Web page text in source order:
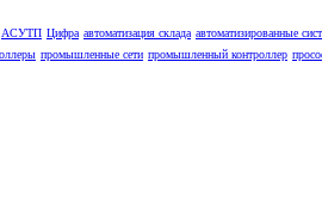
АСУТП Цифра автоматизация склада автоматизированные
промышленные сети промышленный контроллер